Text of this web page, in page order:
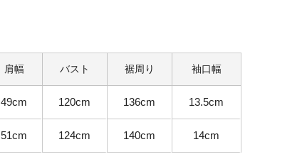
肩幅 バスト 裾周り 袖口幅
49cm 120cm 136cm 13.5cm
51cm 124cm 140cm 14cm